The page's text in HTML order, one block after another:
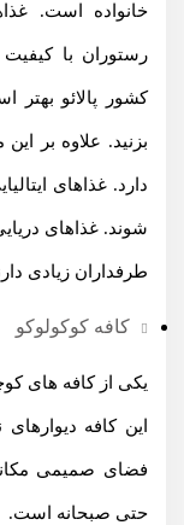
خانواده است.
رستوران با
کشور پالائو
بزنید. علاوه بر
دارد. غذاهای
شوند. غذاهای
طرفداران زیادی
کافه کوکولوکو
یکی از کافه های
این کافه
فضای صمیمی
حتی صبحانه است.